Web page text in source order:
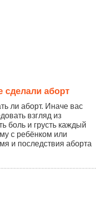
сделали аборт
ли аборт. Иначе вас
взгляд из
боль и грусть каждый
с ребёнком или
и последствия аборта